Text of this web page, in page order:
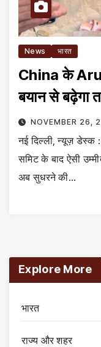
News भारत
China के
बयान से बढ़ेगा
NOVEMBER 26,
नई दिल्ली, न्यूज़ डेस्क
समिट के बाद ऐसी
अब सुधरने की…
Explore More
भारत
राज्य और शहर